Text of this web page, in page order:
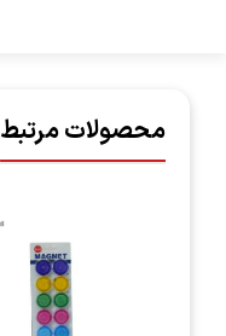
محصولات مرتبط